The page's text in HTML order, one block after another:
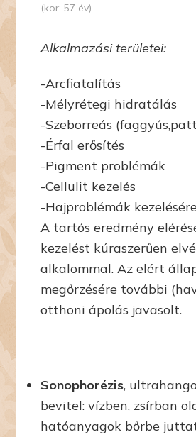
(kor: 57 év)
Alkalmazási területei:
-Arcfiatalítás
-Mélyrétegi hidratálás
-Szeborreás
-Érfal erősítés
-Pigment problémák
-Cellulit kezelés
-Hajproblémák
A tartós eredmény
kezelést kúraszerűen
alkalommal. Az elért
megőrzésére további
otthoni ápolás javasolt.
Sonophorézis,
bevitel: vízben, zsírban
hatóanyagok bőrbe